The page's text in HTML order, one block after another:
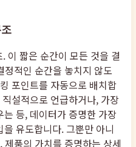
이 짧은 순간이 모든 것을 결
적인 순간을 놓치지 않도
포인트를 자동으로 배치합
설적으로 언급하거나, 가장
등, 데이터가 증명한 가장
유도합니다. 그뿐만 아니
품의 가치를 증명하는 상세